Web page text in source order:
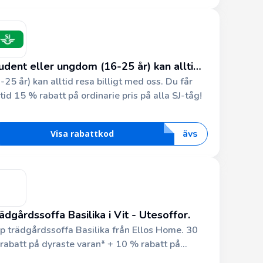
eller ungdom (16-25 år) kan alltid
billigare
25 år) kan alltid resa billigt med oss. Du får
15 % rabatt på ordinarie pris på alla SJ-tåg!
Visa rabattkod ävs
Basilika i Vit - Utesoffor.
trädgårdssoffa Basilika från Ellos Home. 30
på dyraste varan* + 10 % rabatt på